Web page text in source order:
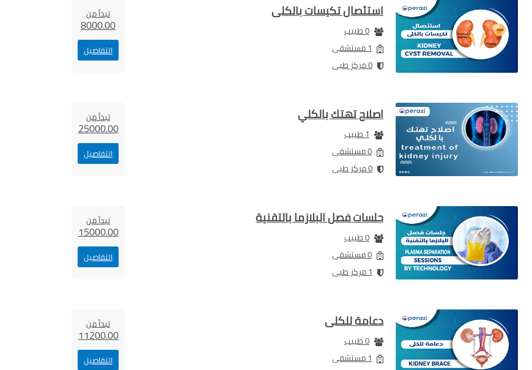
استئصال تكيسات بالكلى
0 طبيب
1 مستشفى
0 مركز طبى
تبدأ من
8000.00
التفاصيل
اصلاح تهتك بالكلي
1 طبيب
0 مستشفى
0 مركز طبى
تبدأ من
25000.00
التفاصيل
جلسات فصل البلازما بالتقنية
0 طبيب
0 مستشفى
1 مركز طبى
تبدأ من
15000.00
التفاصيل
دعامة للكلى
0 طبيب
1 مستشفى
تبدأ من
11200.00
التفاصيل